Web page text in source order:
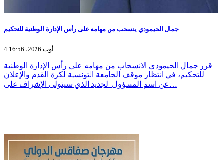
جمال الحيمودي ينسحب من مهامه على رأس الإدارة الوطنية للتحكيم
4 أوت 2026، 16:56
قرر جمال الحيمودي الانسحاب من مهامه على رأس الإدارة الوطنية
للتحكيم، في انتظار موقف الجامعة التونسية لكرة القدم والإعلان
عن اسم المسؤول الجديد الذي سيتولى الإشراف على…